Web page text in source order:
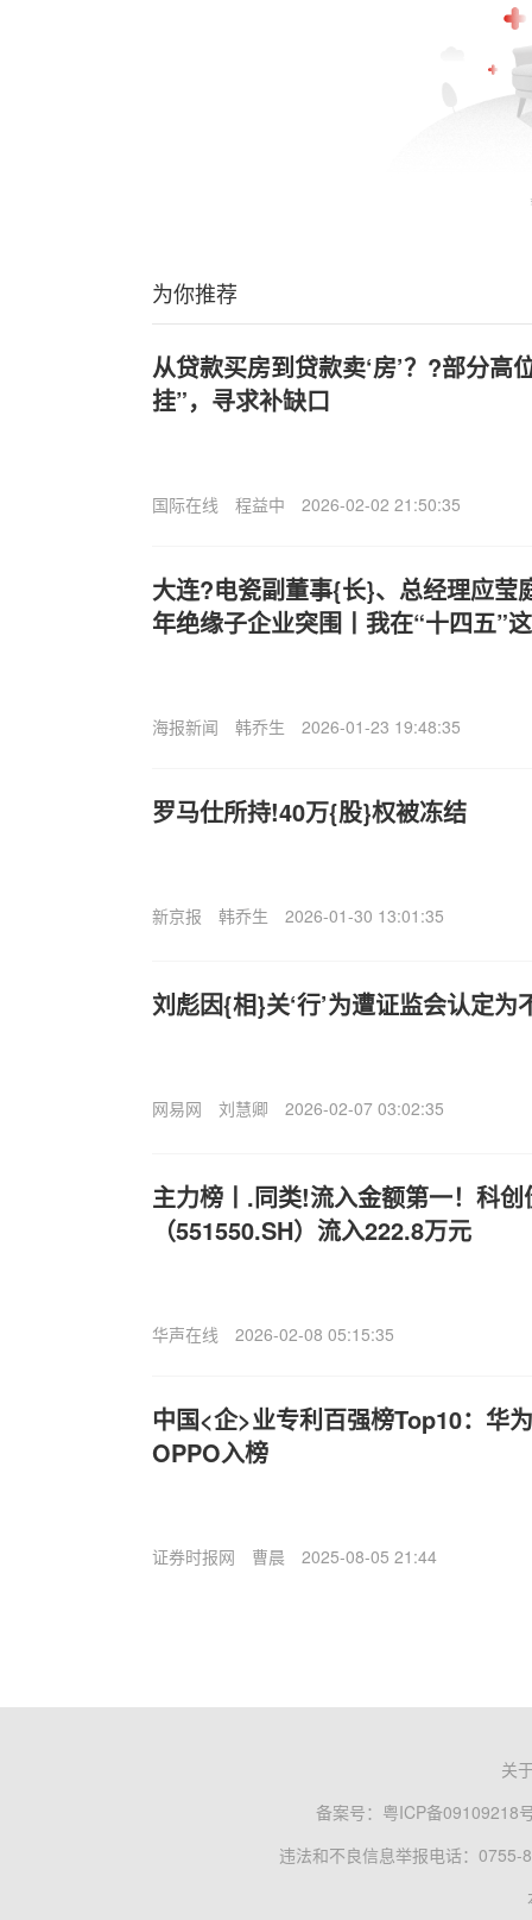
为你推荐
从贷款买房到贷款卖‘房’？?部分高
挂”，寻求补缺口
国际在线 程益中 2026-02-02 21:50:35
大连?电瓷副董事{长}、总经理应莹
年绝缘子企业突围丨我在“十四五”
海报新闻 韩乔生 2026-01-23 19:48:35
罗马仕所持!40万{股}权被冻结
新京报 韩乔生 2026-01-30 13:01:35
刘彪因{相}关‘行’为遭证监会认定为
网易网 刘慧卿 2026-02-07 03:02:35
主力榜丨.同类!流入金额第一！科创
（551550.SH）流入222.8万元
华声在线 2026-02-08 05:15:35
中国<企>业专利百强榜Top10：华
OPPO入榜
证券时报网 曹晨 2025-08-05 21:44
关
备案号： 粤ICP备09109218
违法和不良信息举报电话：0755-